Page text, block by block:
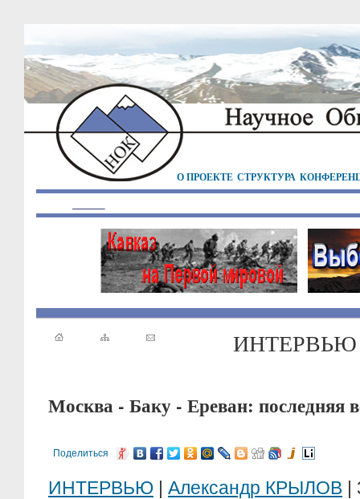
О ПРОЕКТЕ СТРУКТУРА
ИНТЕРВЬЮ
Москва - Баку - Ереван: последняя
Поделиться
ИНТЕРВЬЮ | Александр КРЫЛОВ |